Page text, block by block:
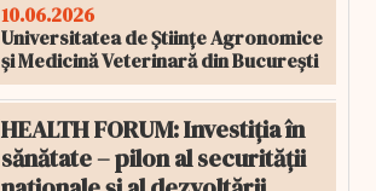
10.06.2026
Universitatea de Științe Agronomice
și Medicină Veterinară din București
HEALTH FORUM: Investiția în
sănătate – pilon al securității